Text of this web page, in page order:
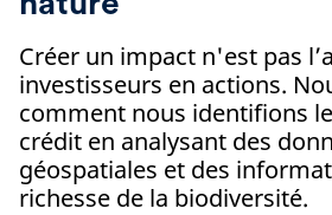
Créer un impact n'est pas
investisseurs en actions.
comment nous identifions
crédit en analysant des
géospatiales et des
richesse de la biodiversité.